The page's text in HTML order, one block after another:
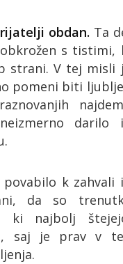
obdan. Ta
s tistimi,
strani. V tej misli
pomeni biti
darilo
k zahvali
da so
ki najbolj
saj je prav v